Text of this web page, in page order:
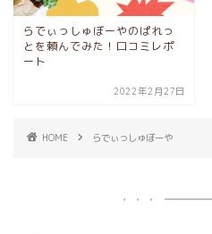
らでぃっしゅぼーやのぱれっ
とを頼んでみた！口コミレポ
ート
2022年2月27日
HOME らでぃっしゅぼーや